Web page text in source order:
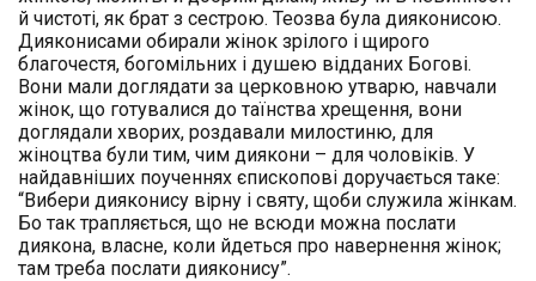
й чистоті, як брат з сестрою. Теозва була дияконисою.
Дияконисами обирали жінок зрілого і щирого
благочестя, богомільних і душею відданих Богові.
Вони мали доглядати за церковною утварю, навчали
жінок, що готувалися до таїнства хрещення, вони
доглядали хворих, роздавали милостиню, для
жіноцтва були тим, чим диякони – для чоловіків. У
найдавніших поученнях єпископові доручається таке:
“Вибери дияконису вірну і святу, щоби служила жінкам.
Бо так трапляється, що не всюди можна послати
диякона, власне, коли йдеться про навернення жінок;
там треба послати дияконису”.